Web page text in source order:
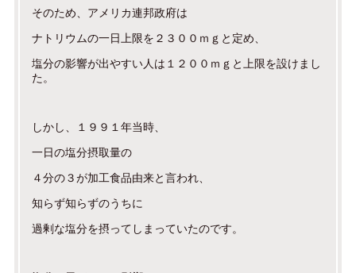
そのため、アメリカ連邦政府は
ナトリウムの一日上限を２３００ｍｇと定め、
塩分の影響が出やすい人は１２００ｍｇと上限を設けまし
た。
しかし、１９９１年当時、
一日の塩分摂取量の
４分の３が加工食品由来と言われ、
知らず知らずのうちに
過剰な塩分を摂ってしまっていたのです。